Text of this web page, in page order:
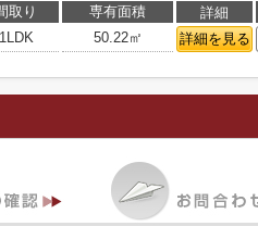
取り 専有面積 詳細
1LDK 50.22㎡ 詳細を見る